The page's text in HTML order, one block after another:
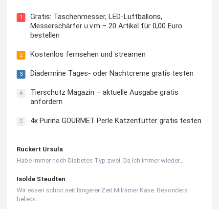
1
Gratis: Taschenmesser, LED-Luftballons,
Messerschärfer u.v.m – 20 Artikel für 0,00 Euro
bestellen
2 Kostenlos fernsehen und streamen
3 Diadermine Tages- oder Nachtcreme gratis testen
4
Tierschutz Magazin – aktuelle Ausgabe gratis
anfordern
5 4x Purina GOURMET Perle Katzenfutter gratis testen
Ruckert Ursula
Habe immer noch Diabetes Typ zwei. Da ich immer wieder…
Isolde Steudten
Wir essen schon seit längerer Zeit Milramer Käse. Besonders
beliebt…